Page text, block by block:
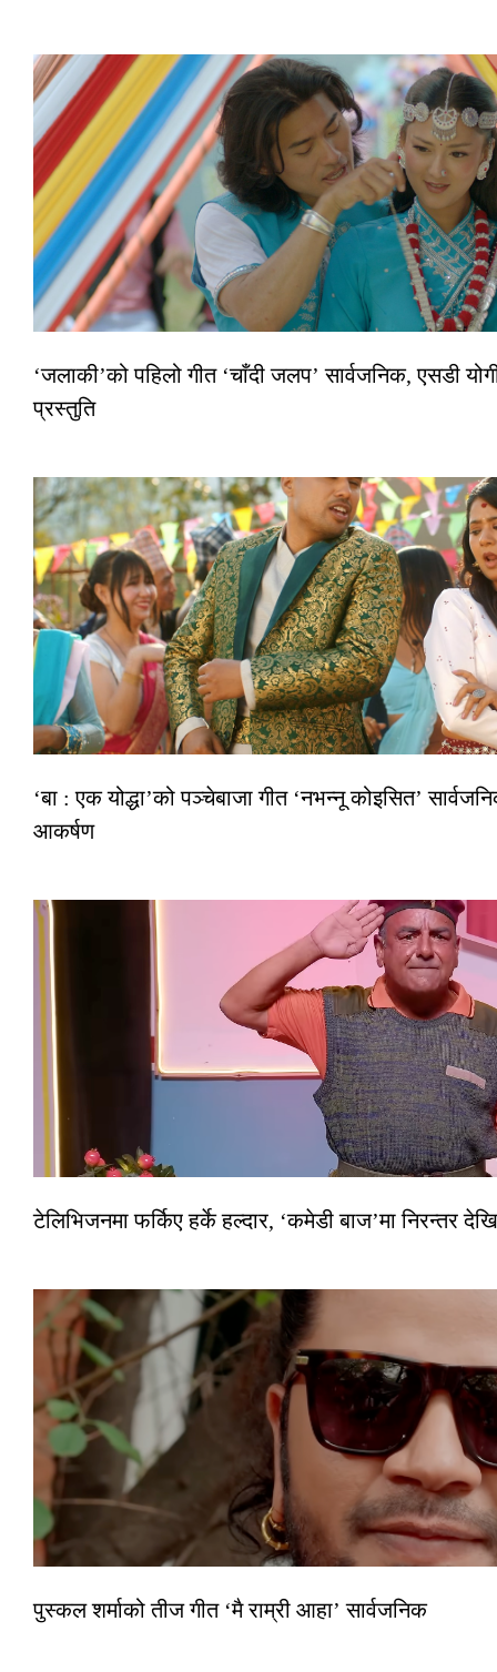
‘जलाकी’को पहिलो गीत ‘चाँदी जलप’ सार्वजनिक, एसडी
प्रस्तुति
‘बा : एक योद्धा’को पञ्चेबाजा गीत ‘नभन्नू कोइसित’
आकर्षण
टेलिभिजनमा फर्किए हर्के हल्दार, ‘कमेडी बाज’मा निरन्तर
पुस्कल शर्माको तीज गीत ‘मै राम्री आहा’ सार्वजनिक